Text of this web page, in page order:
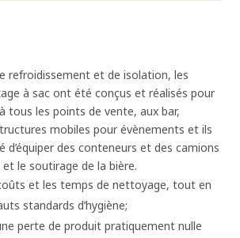
refroidissement et de isolation, les
à sac ont été conçus et réalisés pour
tous les points de vente, aux bar,
mobiles pour évènements et ils
des conteneurs et des camions
le soutirage de la bière.
et les temps de nettoyage, tout en
standards d’hygiène;
perte de produit pratiquement nulle